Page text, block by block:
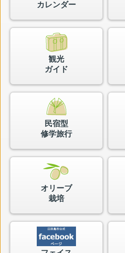
恋活FES2026inエディオンウイ
江田島市給食調理業務、放課
に関するサウンディング型市
08月05日
令和８年熊本地震に対する江
付
新着・更新情報一覧へ
08月12日
江田島市美術展作品を募集！
リズムあそび①
08月20日
ベビーマッサージ＆交流会
カレンダー
観光
ガイド
民宿型
修学旅行
オリーブ
栽培